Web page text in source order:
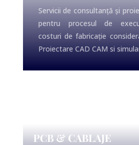
Servicii de consultanță și
pentru procesul de
costuri de fabricație
Proiectare CAD CAM si
PCB & CABLAJE